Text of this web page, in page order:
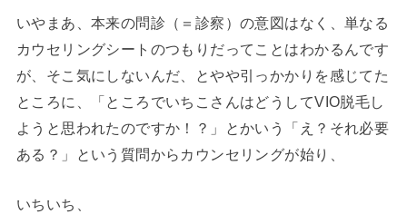
いやまあ、本来の問診（＝診察）の意図はなく、単なる
カウセリングシートのつもりだってことはわかるんです
が、そこ気にしないんだ、とやや引っかかりを感じてた
ところに、「ところでいちこさんはどうしてVIO脱毛し
ようと思われたのですか！？」とかいう「え？それ必要
ある？」という質問からカウンセリングが始り、
いちいち、